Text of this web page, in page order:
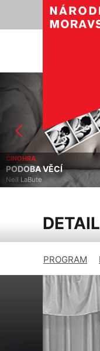
ČINOHRA
PODOBA VĚCÍ
Neil LaBute
PROGRAM